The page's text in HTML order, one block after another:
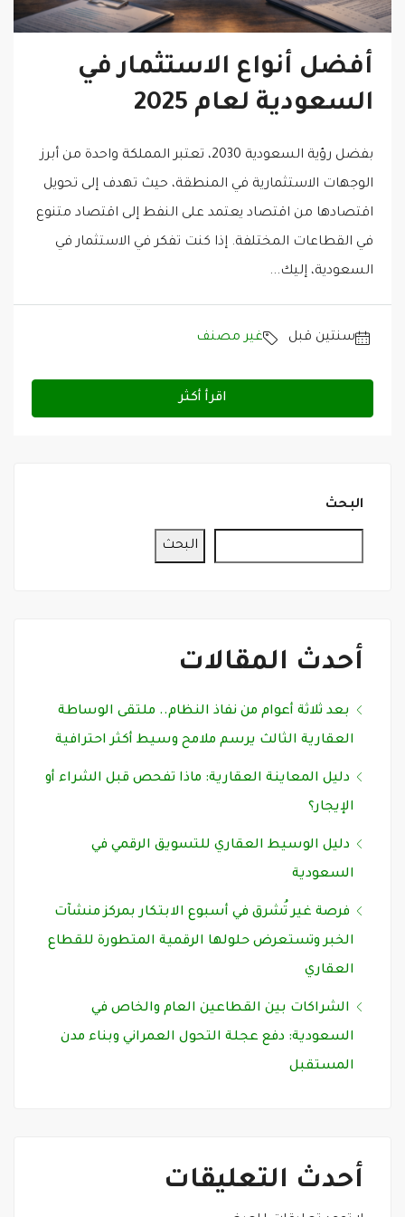
أفضل أنواع الاستثمار في
السعودية لعام 2025
بفضل رؤية السعودية 2030، تعتبر المملكة واحدة من أبرز
الوجهات الاستثمارية في المنطقة، حيث تهدف إلى تحويل
اقتصادها من اقتصاد يعتمد على النفط إلى اقتصاد متنوع
في القطاعات المختلفة. إذا كنت تفكر في الاستثمار في
السعودية، إليك...
‏سنتين قبل غير مصنف
اقرأ أكثر
البحث
البحث
أحدث المقالات
بعد ثلاثة أعوام من نفاذ النظام.. ملتقى الوساطة
العقارية الثالث يرسم ملامح وسيط أكثر احترافية
دليل المعاينة العقارية: ماذا تفحص قبل الشراء أو
الإيجار؟
دليل الوسيط العقاري للتسويق الرقمي في
السعودية
فرصة غير تُشرق في أسبوع الابتكار بمركز منشآت
الخبر وتستعرض حلولها الرقمية المتطورة للقطاع
العقاري
الشراكات بين القطاعين العام والخاص في
السعودية: دفع عجلة التحول العمراني وبناء مدن
المستقبل
أحدث التعليقات